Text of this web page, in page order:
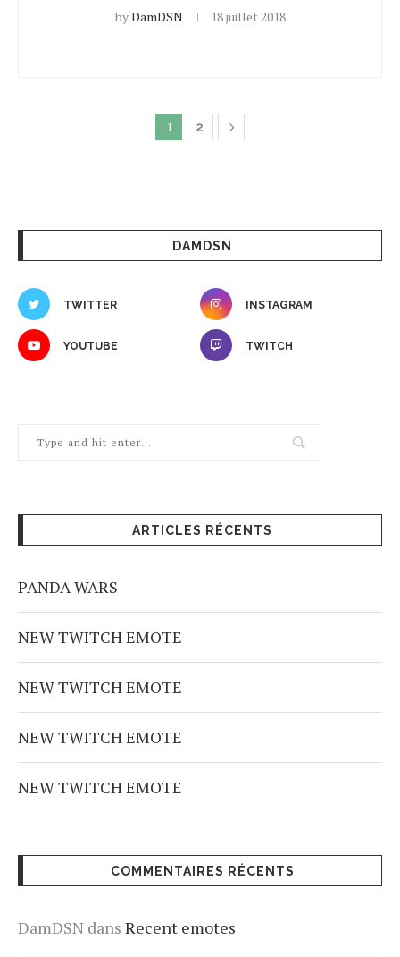
byDamDSN 18 juillet 2018
1 2
DAMDSN
TWITTER INSTAGRAM
YOUTUBE TWITCH
ARTICLES RÉCENTS
PANDA WARS
NEW TWITCH EMOTE
NEW TWITCH EMOTE
NEW TWITCH EMOTE
NEW TWITCH EMOTE
COMMENTAIRES RÉCENTS
DamDSN dans Recent emotes